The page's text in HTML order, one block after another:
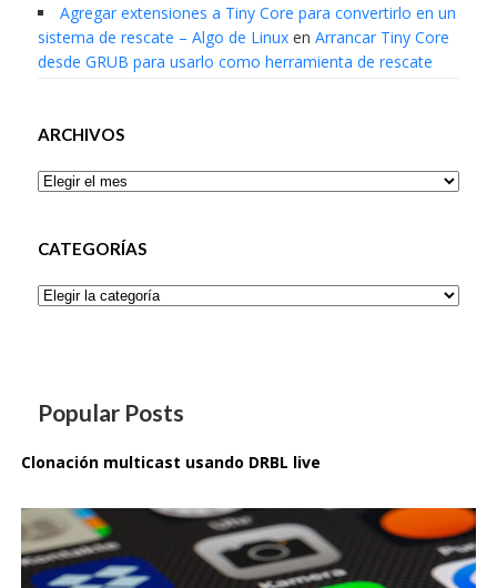
Agregar extensiones a Tiny Core para convertirlo en un
sistema de rescate – Algo de Linuxen Arrancar Tiny Core
desde GRUB para usarlo como herramienta de rescate
ARCHIVOS
Archivos
CATEGORÍAS
Categorías
Popular Posts
Clonación multicast usando DRBL live